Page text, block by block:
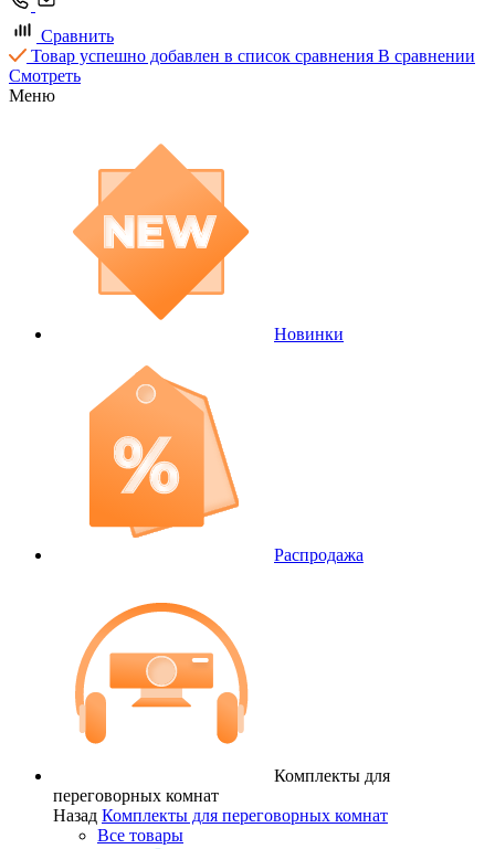
Сравнить
Товар успешно добавлен в список сравнения В сравнении
Смотреть
Меню
Новинки
Распродажа
Комплекты для
переговорных комнат
Назад Комплекты для переговорных комнат
Все товары